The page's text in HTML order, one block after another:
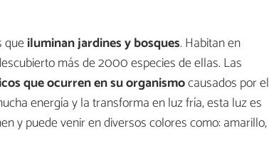
queiluminan jardines y bosques. Habitan en
más de 2000 especies de ellas. Las
que ocurren en su organismocausados por el
energía y la transforma en luz fría, esta luz es
y puede venir en diversos colores como: amarillo,